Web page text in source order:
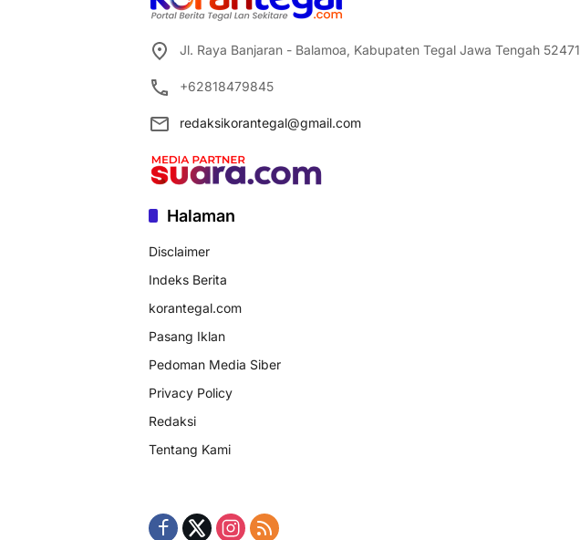
Jl. Raya Banjaran - Balamoa, Kabupaten Tegal Jawa Tengah 52471
+62818479845
redaksikorantegal@gmail.com
Halaman
Disclaimer
Indeks Berita
korantegal.com
Pasang Iklan
Pedoman Media Siber
Privacy Policy
Redaksi
Tentang Kami